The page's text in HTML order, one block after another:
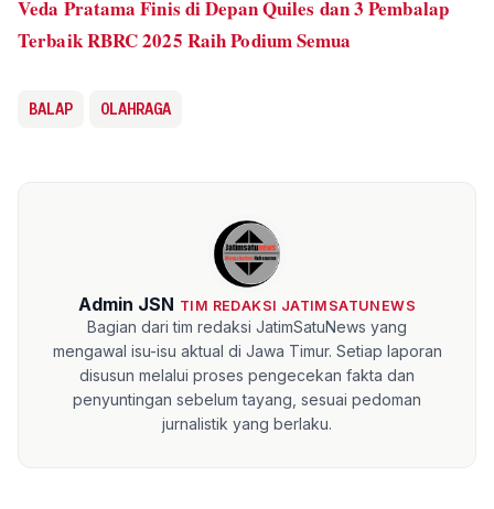
Veda Pratama Finis di Depan Quiles dan 3 Pembalap
Terbaik RBRC 2025 Raih Podium Semua
BALAP OLAHRAGA
Admin JSN TIM REDAKSI JATIMSATUNEWS
Bagian dari tim redaksi JatimSatuNews yang
mengawal isu-isu aktual di Jawa Timur. Setiap laporan
disusun melalui proses pengecekan fakta dan
penyuntingan sebelum tayang, sesuai pedoman
jurnalistik yang berlaku.